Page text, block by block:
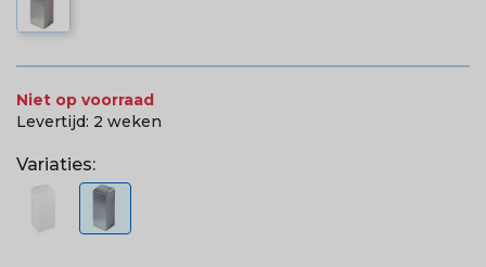
Niet op voorraad
Levertijd: 2 weken
Variaties: